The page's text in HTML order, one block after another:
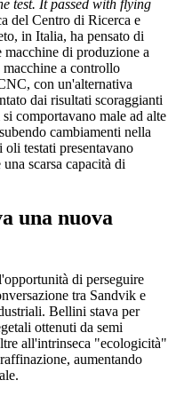
test. It passed with flying
del Centro di Ricerca e
in Italia, ha pensato di
di produzione a
a controllo
con un'alternativa
dai risultati scoraggianti
comportavano male ad alte
cambiamenti nella
testati presentavano
scarsa capacità di
una nuova
di perseguire
tra Sandvik e
Bellini stava per
ottenuti da semi
all'intrinseca "ecologicità"
aumentando